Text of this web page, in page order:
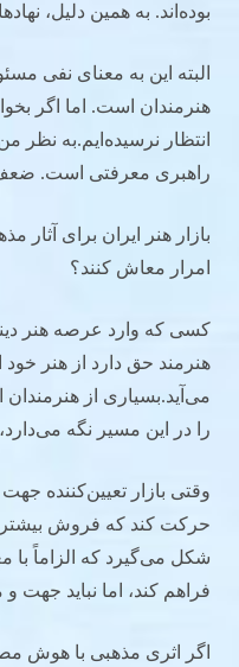
بوده‌اند. به همین دلیل،
البته این به معنای نفی
هنرمندان است. اما اگر
انتظار نرسیده‌ایم.به نظر
راهبری معرفتی است. ضعف
بازار هنر ایران برای
امرار معاش کنند؟
کسی که وارد عرصه هنر
هنرمند حق دارد از هنر خود
می‌آید.بسیاری از
را در این مسیر نگه
وقتی بازار تعیین‌کننده
حرکت کند که فروش بیشتری
شکل می‌گیرد که الزاماً با
فراهم کند، اما نباید جهت و
اگر اثری مذهبی با هوش